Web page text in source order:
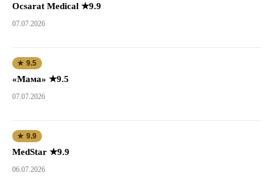
Ocsarat Medical ★9.9
07.07.2026
★ 9.5
«Мама» ★9.5
07.07.2026
★ 9.9
MedStar ★9.9
06.07.2026